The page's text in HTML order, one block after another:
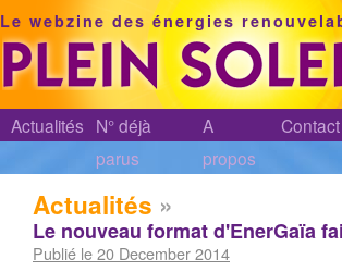
Le webzine des énergies
Actualités N° déjà
parus
A
propos
Contact
Actualités »
Le nouveau format d'EnerGaïa
Publié le 20 December 2014